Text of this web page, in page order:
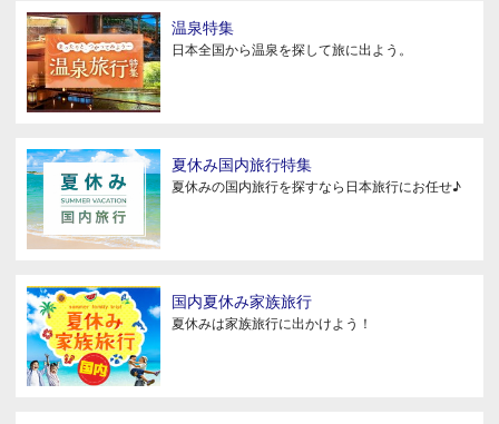
温泉特集
日本全国から温泉を探して旅に出よう。
夏休み国内旅行特集
夏休みの国内旅行を探すなら日本旅行にお任せ♪
国内夏休み家族旅行
夏休みは家族旅行に出かけよう！